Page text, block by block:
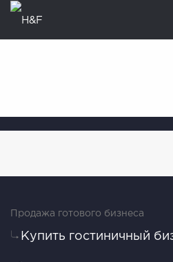
Продажа готового бизнеса
Купить гостиничный